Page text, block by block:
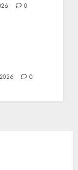
0
0